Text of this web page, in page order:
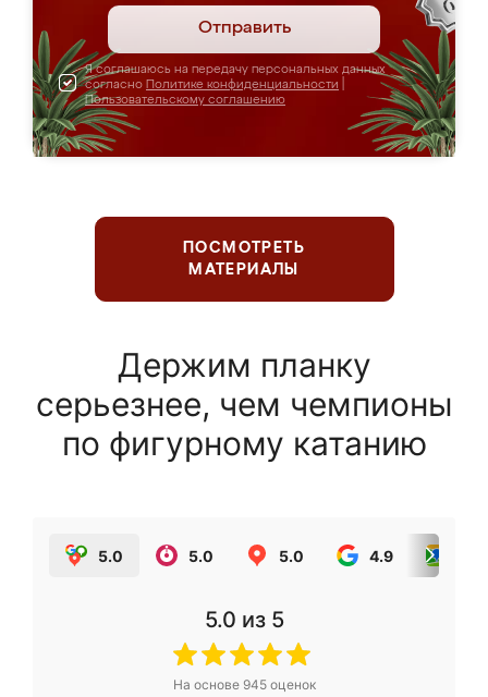
Отправить
Я соглашаюсь на передачу персональных данных
согласно Политике конфиденциальности
Пользовательскому соглашению
ПОСМОТРЕТЬ
МАТЕРИАЛЫ
Держим планку
серьезнее, чем чемпионы
по фигурному катанию
5.0 5.0 5.0 4.9
5.0 из 5
На основе 945оценок